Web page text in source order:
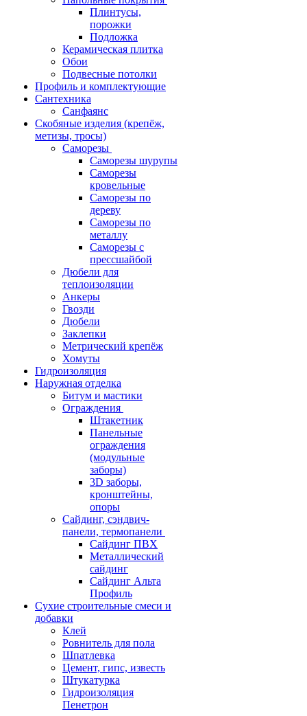
Плинтусы,
порожки
Подложка
Керамическая плитка
Обои
Подвесные потолки
Профиль и комплектующие
Сантехника
Санфаянс
Скобяные изделия (крепёж,
метизы, тросы)
Саморезы
Саморезы шурупы
Саморезы
кровельные
Саморезы по
дереву
Саморезы по
металлу
Саморезы с
прессшайбой
Дюбели для
теплоизоляции
Анкеры
Гвозди
Дюбели
Заклепки
Метрический крепёж
Хомуты
Гидроизоляция
Наружная отделка
Битум и мастики
Ограждения
Штакетник
Панельные
ограждения
(модульные
заборы)
3D заборы,
кронштейны,
опоры
Cайдинг, сэндвич-
панели, термопанели
Сайдинг ПВХ
Металлический
сайдинг
Сайдинг Альта
Профиль
Сухие строительные смеси и
добавки
Клей
Ровнитель для пола
Шпатлевка
Цемент, гипс, известь
Штукатурка
Гидроизоляция
Пенетрон